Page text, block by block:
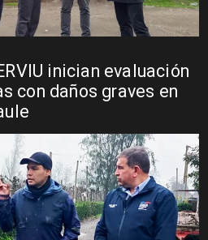
inician evaluación
con daños graves en